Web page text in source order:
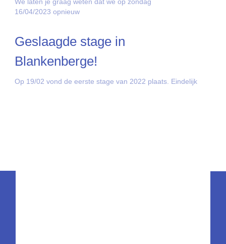
16/04/2023 opnieuw
Geslaagde stage in
Blankenberge!
Op 19/02 vond de eerste stage van 2022 plaats. Eindelijk